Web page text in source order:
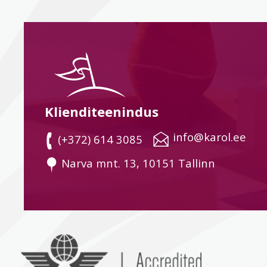
Klienditeenindus
(+372) 614 3085
info@karol.ee
Narva mnt. 13, 10151 Tallinn